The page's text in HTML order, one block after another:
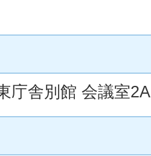
庁舎別館 会議室